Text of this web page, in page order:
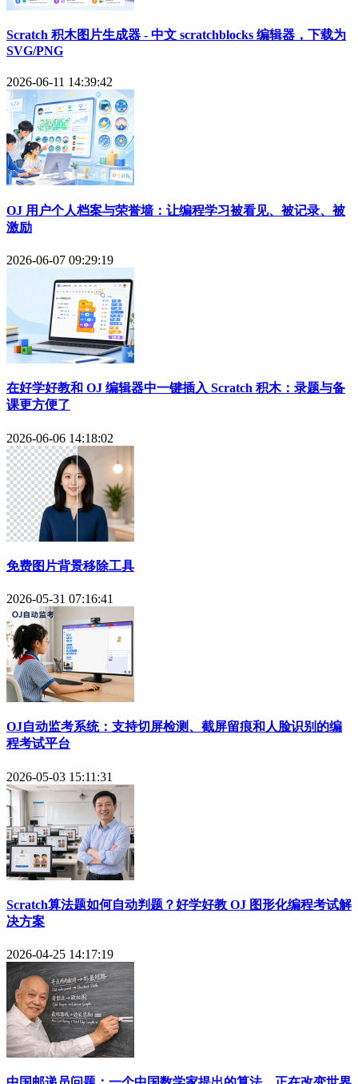
Scratch 积木图片生成器 - 中文 scratchblocks 编辑器，下载为
SVG/PNG
2026-06-11 14:39:42
OJ 用户个人档案与荣誉墙：让编程学习被看见、被记录、被
激励
2026-06-07 09:29:19
在好学好教和 OJ 编辑器中一键插入 Scratch 积木：录题与备
课更方便了
2026-06-06 14:18:02
免费图片背景移除工具
2026-05-31 07:16:41
OJ自动监考系统：支持切屏检测、截屏留痕和人脸识别的编
程考试平台
2026-05-03 15:11:31
Scratch算法题如何自动判题？好学好教 OJ 图形化编程考试解
决方案
2026-04-25 14:17:19